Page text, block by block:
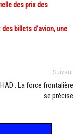
des prix des
des billets d’avion, une
Suivant
: La force frontalière
se précise